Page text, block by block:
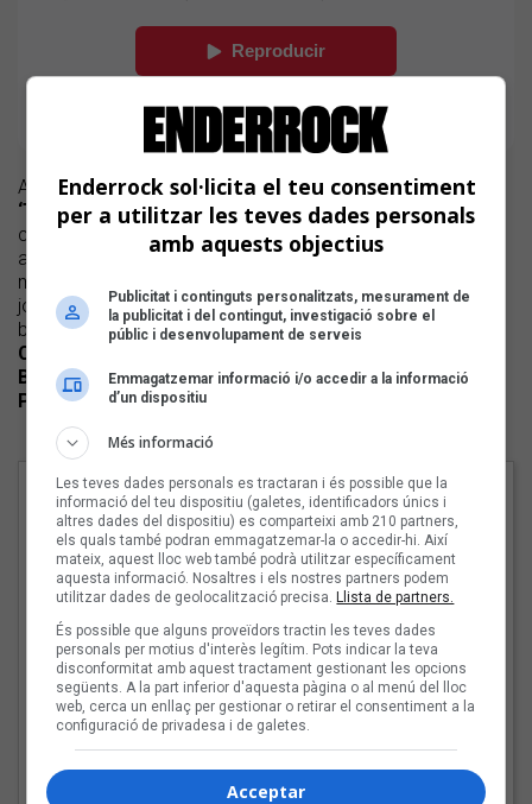
Amb les noves onze peces de Llum, Noèlia Llorens
‘Titana’proposa una lectura contemporània de la tradició
com a espai viu: memòria activa, emoció compartida i
antídot simbòlic davant el present.Llumrecorre el bo i
millor de la música popular valenciana amb fandangos,
jotes, seguidilles, cants de sega, romanços i cançons de
bressol i les col·laboracions deEl Gato con Jotas
Carmen París
Barberán
Maria Cruz Sánchez ,Tamara Bellés,Jordi
Pastor, Nelo SanziMaya
Cançons
1 - Llum en el present
2 - Pasdoble de la gent del camp. “El Canario”
3 - Romanç a l’espardenya
4 - Segadora, segadora
5 - A la llum de lluna plena
6 - Rondadores
7 - Cante hui a la diferència
Enderrock sol·licita el teu consentiment
per a utilitzar les teves dades personals
amb aquests objectius
Publicitat i continguts personalitzats, mesurament de
la publicitat i del contingut, investigació sobre el
públic i desenvolupament de serveis
Emmagatzemar informació i/o accedir a la informació
d’un dispositiu
Més informació
Les teves dades personals es tractaran i és possible que la
informació del teu dispositiu (galetes, identificadors únics i
altres dades del dispositiu) es comparteixi amb 210 partners,
els quals també podran emmagatzemar-la o accedir-hi. Així
mateix, aquest lloc web també podrà utilitzar específicament
aquesta informació. Nosaltres i els nostres partners podem
utilitzar dades de geolocalització precisa.Llista de partners.
És possible que alguns proveïdors tractin les teves dades
personals per motius d'interès legítim. Pots indicar la teva
disconformitat amb aquest tractament gestionant les opcions
següents. A la part inferior d'aquesta pàgina o al menú del lloc
web, cerca un enllaç per gestionar o retirar el consentiment a la
configuració de privadesa i de galetes.
Acceptar